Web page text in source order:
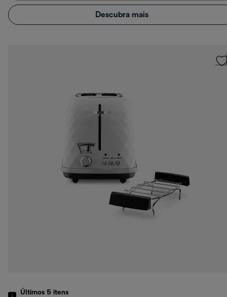
Descubra mais
Últimos 5 itens